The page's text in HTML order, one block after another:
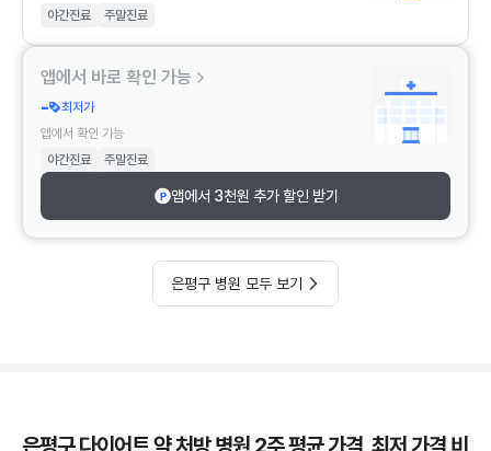
야간진료
주말진료
앱에서 바로 확인 가능
-
최저가
앱에서 확인 가능
야간진료
주말진료
앱에서 3천원 추가 할인 받기
은평구 병원 모두 보기
은평구 다이어트 약 처방 병원 2주 평균 가격, 최저 가격 비